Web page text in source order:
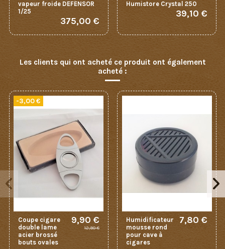
vapeur froide DEFENSOR
1/25
375,00 €
Humistore Crystal 250
39,10 €
Les clients qui ont acheté ce produit ont également
acheté :
-3,00 €
Coupe cigare
double lame
acier brossé
bouts ovales
9,90 €
12,90 €
Humidificateur
mousse rond
pour cave à
cigares
7,80 €